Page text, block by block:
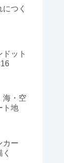
つく
ット
・空
ト地
ー